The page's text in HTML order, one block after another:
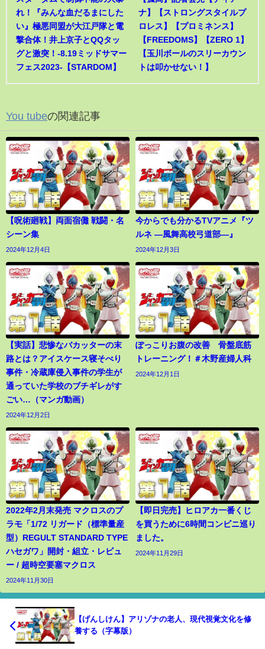
れ！『みんな血だるまにした
い』極悪同盟が大江戸隊と電
撃合体！井上京子とQQタッ
グと激突！-8.19ミッドサマー
フェス2023-【STARDOM】
ナ】【ストロングスタイルプ
ロレス】【プロミネンス】
【FREEDOMS】【ZERO 1】
【玉川ボールのスリーカウン
トは叩かせない！】
You tubeの関連記事
【呪術廻戦】両面宿儺 戦闘・名
シーン集
2024年12月4日
今からでも分かるTVアニメ『ツ
ルネ ―風舞高校弓道部―』
2024年12月3日
【実話】悲惨なバカッターの末
路とは？アイスケース寝そべり
事件・冷蔵庫侵入事件の学生が
通っていた学校のブチギレがす
ごい…（マンガ動画）
2024年12月2日
ぽっこりお腹の改善 骨盤底筋
トレーニング！＃木野産婦人科
2024年12月1日
2022年2月末発売 マクロスのプ
ラモ「1/72 リガード（標準量産
型）REGULT STANDARD TYPE
ハセガワ」開封・組立・レビュ
ー / 超時空要塞マクロス
2024年11月30日
【即日完売】ヒロアカ一番くじ
を買うために6時間コンビニ巡り
ました。
2024年11月29日
【げんしけん】アリゾナの老人、現代視覚文化を修
養する（字幕版）